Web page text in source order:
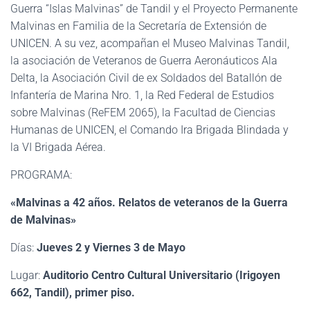
Guerra “Islas Malvinas” de Tandil y el Proyecto Permanente
Malvinas en Familia de la Secretaría de Extensión de
UNICEN. A su vez, acompañan el Museo Malvinas Tandil,
la asociación de Veteranos de Guerra Aeronáuticos Ala
Delta, la Asociación Civil de ex Soldados del Batallón de
Infantería de Marina Nro. 1, la Red Federal de Estudios
sobre Malvinas (ReFEM 2065), la Facultad de Ciencias
Humanas de UNICEN, el Comando Ira Brigada Blindada y
la VI Brigada Aérea.
PROGRAMA:
«Malvinas a 42 años. Relatos de veteranos de la Guerra
de Malvinas»
Días: Jueves 2 y Viernes 3 de Mayo
Lugar: Auditorio Centro Cultural Universitario (Irigoyen
662, Tandil), primer piso.